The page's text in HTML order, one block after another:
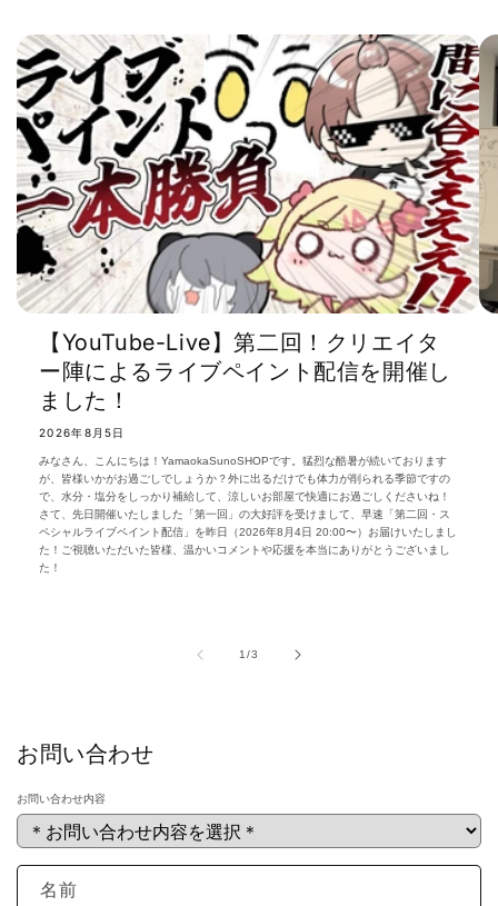
【YouTube-Live】第二回！クリエイタ
ー陣によるライブペイント配信を開催し
ました！
2026年8月5日
みなさん、こんにちは！YamaokaSunoSHOPです。猛烈な酷暑が続いております
が、皆様いかがお過ごしでしょうか？外に出るだけでも体力が削られる季節ですの
で、水分・塩分をしっかり補給して、涼しいお部屋で快適にお過ごしくださいね！
さて、先日開催いたしました「第一回」の大好評を受けまして、早速「第二回・ス
ペシャルライブペイント配信」を昨日（2026年8月4日 20:00〜）お届けいたしまし
た！ご視聴いただいた皆様、温かいコメントや応援を本当にありがとうございまし
た！
1/の
3
お問い合わせ
お問い合わせ内容
名前